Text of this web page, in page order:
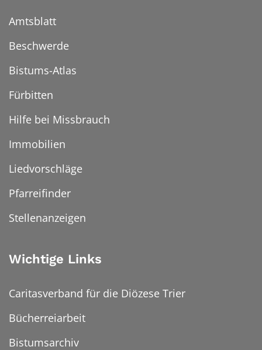
Amtsblatt
Beschwerde
Bistums-Atlas
Fürbitten
Hilfe bei Missbrauch
Immobilien
Liedvorschläge
Pfarreifinder
Stellenanzeigen
Wichtige Links
Caritasverband für die Diözese Trier
Bücherreiarbeit
Bistumsarchiv